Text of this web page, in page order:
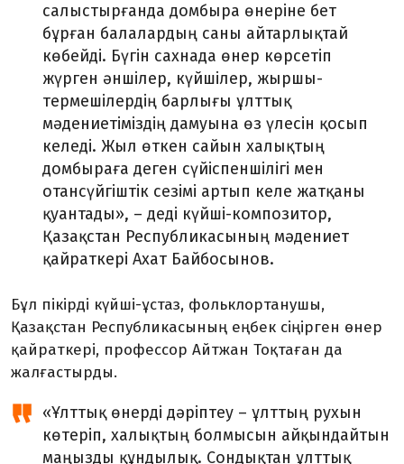
салыстырғанда домбыра өнеріне бет
бұрған балалардың саны айтарлықтай
көбейді. Бүгін сахнада өнер көрсетіп
жүрген әншілер, күйшілер, жыршы-
термешілердің барлығы ұлттық
мәдениетіміздің дамуына өз үлесін қосып
келеді. Жыл өткен сайын халықтың
домбыраға деген сүйіспеншілігі мен
отансүйгіштік сезімі артып келе жатқаны
қуантады», – деді күйші-композитор,
Қазақстан Республикасының мәдениет
қайраткері Ахат Байбосынов.
Бұл пікірді күйші-ұстаз, фольклортанушы,
Қазақстан Республикасының еңбек сіңірген өнер
қайраткері, профессор Айтжан Тоқтаған да
жалғастырды.
«Ұлттық өнерді дәріптеу – ұлттың рухын
көтеріп, халықтың болмысын айқындайтын
маңызды құндылық. Сондықтан ұлттық